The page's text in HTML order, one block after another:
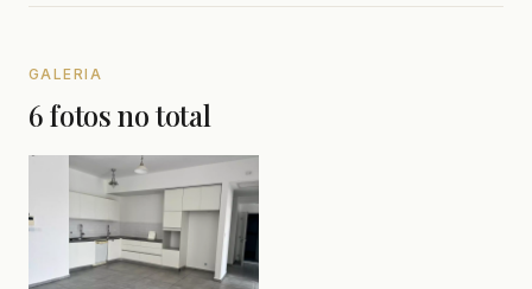
GALERIA
6 fotos no total